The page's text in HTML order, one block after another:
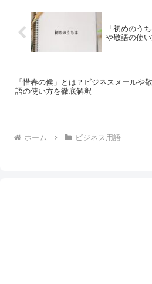
「初めのう
や敬語の使
「惜春の候」とは？ビジネスメールや敬
語の使い方を徹底解釈
ホーム ビジネス用語